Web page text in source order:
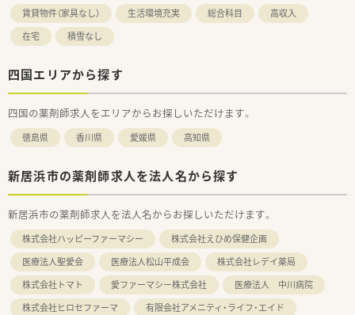
賃貸物件（家具なし）
生活環境充実 総合科目
高収入
在宅
積雪なし
四国エリアから探す
四国の薬剤師求人をエリアからお探しいただけます。
徳島県 香川県 愛媛県 高知県
新居浜市の薬剤師求人を法人名から探す
新居浜市の薬剤師求人を法人名からお探しいただけます。
株式会社ハッピーファーマシー
株式会社えひめ保健企画
医療法人聖愛会
医療法人松山平成会
株式会社レデイ薬局
株式会社トマト
愛ファーマシー株式会社
医療法人 中川病院
株式会社ヒロセファーマ
有限会社アメニティ・ライフ・エイド